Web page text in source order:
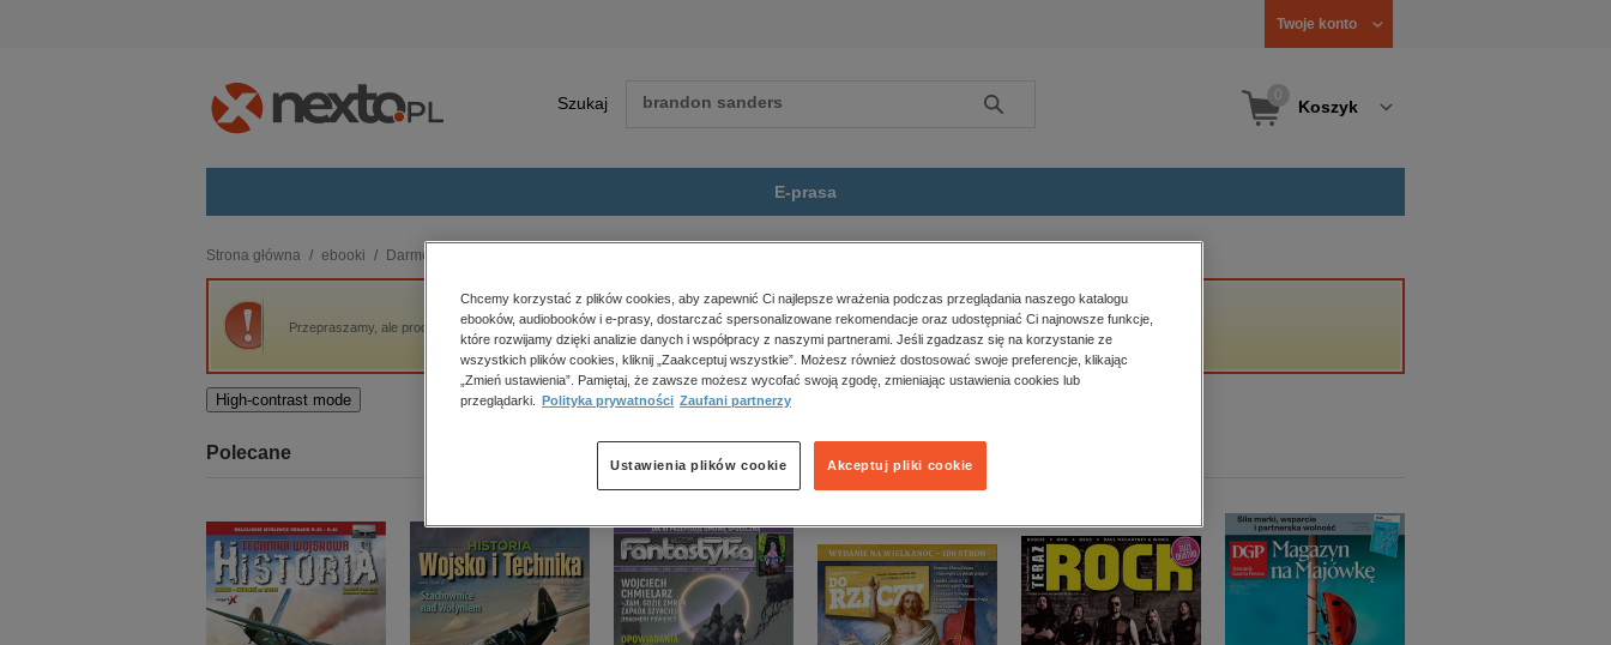
Twoje konto
Szukaj Szukaj Koszyk
E-prasa
budownictwo, aranżacja wnętrz
biznesowe, branżowe, gospodarka
darmowe wydania
edukacja
kobiece, lifestyle, kultura
polityka, społeczno-informacyjne
psychologiczne
inne
popularno-naukowe
historia
zdrowie
religie
Strona główna ebooki Darmowe ebooki
Przepraszamy, ale produkt „Stefan Czarniecki” nie jest dostępny.
High-contrast mode
Polecane
Chcemy korzystać z plików cookies, aby zapewnić Ci najlepsze wrażenia podczas przeglądania naszego katalogu
ebooków, audiobooków i e-prasy, dostarczać spersonalizowane rekomendacje oraz udostępniać Ci najnowsze funkcje,
które rozwijamy dzięki analizie danych i współpracy z naszymi partnerami. Jeśli zgadzasz się na korzystanie ze
wszystkich plików cookies, kliknij „Zaakceptuj wszystkie”. Możesz również dostosować swoje preferencje, klikając
„Zmień ustawienia”. Pamiętaj, że zawsze możesz wycofać swoją zgodę, zmieniając ustawienia cookies lub
przeglądarki.
Polityka prywatności Zaufani partnerzy
Akceptuj pliki cookie
Ustawienia plików cookie